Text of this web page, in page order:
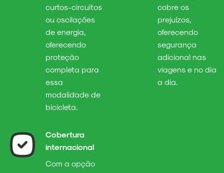
curtos-circuitos
ou oscilações
de energia,
oferecendo
proteção
completa para
essa
modalidade de
bicicleta.
cobre os
prejuízos,
oferecendo
segurança
adicional nas
viagens e no dia
a dia.
Cobertura
internacional
Com a opção